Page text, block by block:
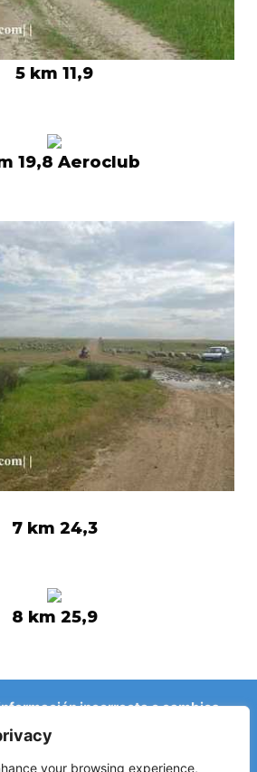
your browsing experience,
5 km 11,9
19,8 Aeroclub
7 km 24,3
8 km 25,9
incorrecta o cambios
en el Camino?
cerrados, inundaciones, desvíos,
ayudan a mantener la guía